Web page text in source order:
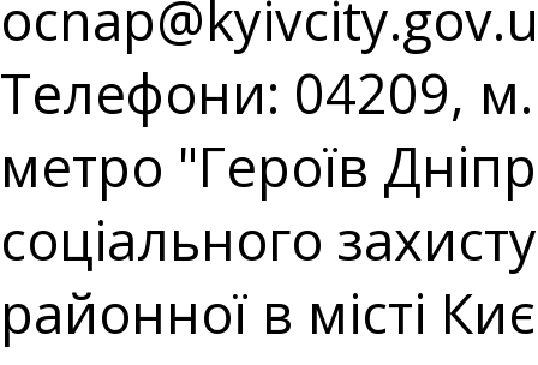
Телефони: 04209, м.
метро "Героїв
соціального
районної в місті